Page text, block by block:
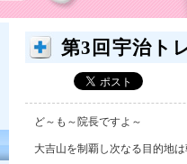
第3回宇治ト
ど～も～院長ですよ～
大吉山を制覇し次なる目的地